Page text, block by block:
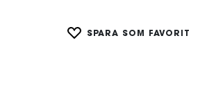
SPARA SOM FAVORIT